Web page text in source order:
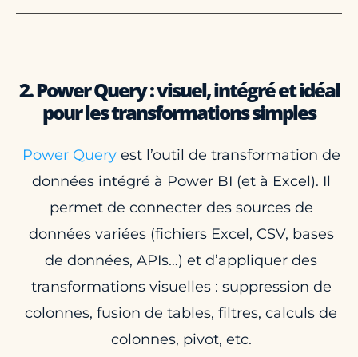
2. Power Query : visuel, intégré et idéal
pour les transformations simples
Power Queryest l’outil de transformation de
données intégré à Power BI (et à Excel). Il
permet de connecter des sources de
données variées (fichiers Excel, CSV, bases
de données, APIs…) et d’appliquer des
transformations visuelles : suppression de
colonnes, fusion de tables, filtres, calculs de
colonnes, pivot, etc.